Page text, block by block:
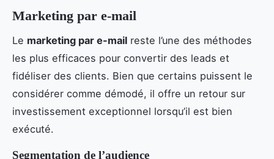
Marketing par e-mail
Le marketing par e-mail reste l’une des méthodes
les plus efficaces pour convertir des leads et
fidéliser des clients. Bien que certains puissent le
considérer comme démodé, il offre un retour sur
investissement exceptionnel lorsqu’il est bien
exécuté.
Segmentation de l’audience